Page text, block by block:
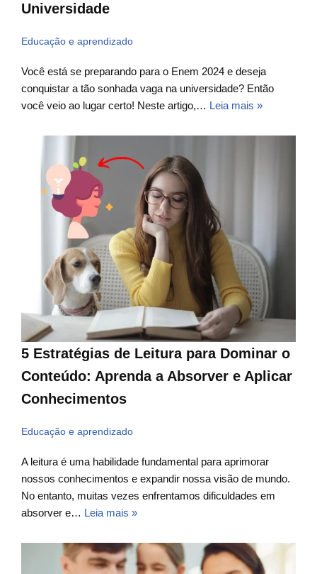
Universidade
Educação e aprendizado
Você está se preparando para o Enem 2024 e deseja
conquistar a tão sonhada vaga na universidade? Então
você veio ao lugar certo! Neste artigo,… Leia mais »
5 Estratégias de Leitura para Dominar o
Conteúdo: Aprenda a Absorver e Aplicar
Conhecimentos
Educação e aprendizado
A leitura é uma habilidade fundamental para aprimorar
nossos conhecimentos e expandir nossa visão de mundo.
No entanto, muitas vezes enfrentamos dificuldades em
absorver e… Leia mais »